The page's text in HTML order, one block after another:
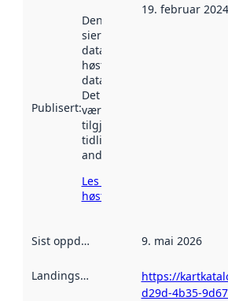
Publisert:
Denne datoen
sier når
datasettet ble
høstet av
data.norge.no.
Det kan ha
vært
tilgjengelig
tidligere
andre steder.
Les mer om
høsting her
19. februar 2024
Sist oppdatert 9. mai 2026
Landingsside
https://
d29d-4b35-